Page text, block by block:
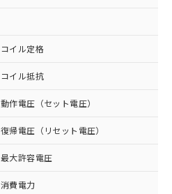
コイル定格
コイル抵抗
動作電圧（セット電圧）
復帰電圧（リセット電圧）
最大許容電圧
消費電力